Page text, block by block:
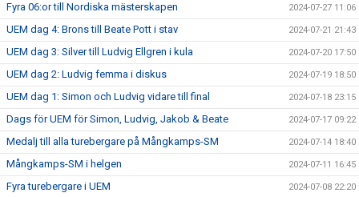
Fyra 06:or till Nordiska mästerskapen 2024-07-27 11:06
UEM dag 4: Brons till Beate Pott i stav 2024-07-21 21:43
UEM dag 3: Silver till Ludvig Ellgren i kula 2024-07-20 17:50
UEM dag 2: Ludvig femma i diskus 2024-07-19 18:50
UEM dag 1: Simon och Ludvig vidare till final 2024-07-18 23:15
Dags för UEM för Simon, Ludvig, Jakob & Beate 2024-07-17 09:22
Medalj till alla turebergare på Mångkamps-SM 2024-07-14 18:40
Mångkamps-SM i helgen 2024-07-11 16:45
Fyra turebergare i UEM 2024-07-08 22:20